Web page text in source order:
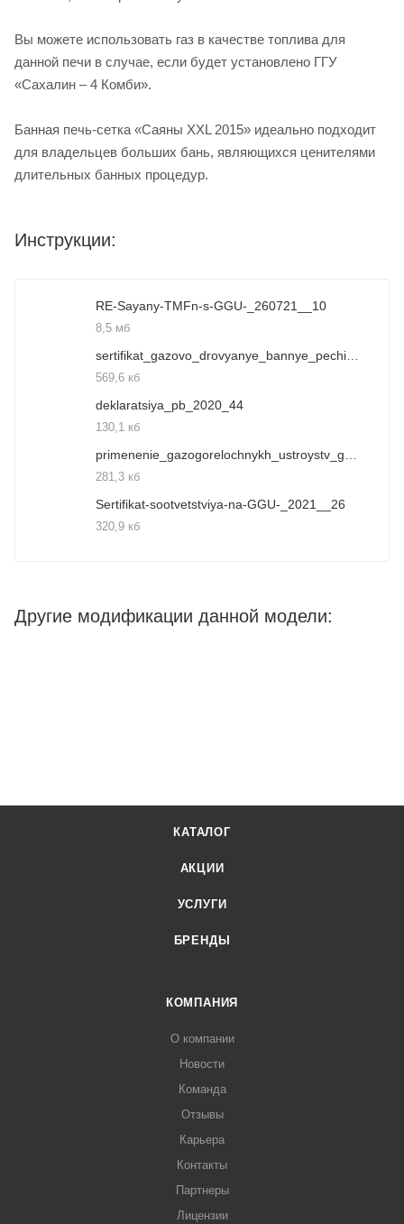
Вы можете использовать газ в качестве топлива для
данной печи в случае, если будет установлено ГГУ
«Сахалин – 4 Комби».
Банная печь-сетка «Саяны XXL 2015» идеально подходит
для владельцев больших бань, являющихся ценителями
длительных банных процедур.
Инструкции:
RE-Sayany-TMFn-s-GGU-_260721__10
8,5 мб
sertifikat_gazovo_drovyanye_bannye_pechi_39
569,6 кб
deklaratsiya_pb_2020_44
130,1 кб
primenenie_gazogorelochnykh_ustroystv_ggu__40
281,3 кб
Sertifikat-sootvetstviya-na-GGU-_2021__26
320,9 кб
Другие модификации данной модели:
КАТАЛОГ
АКЦИИ
УСЛУГИ
БРЕНДЫ
КОМПАНИЯ
О компании
Новости
Команда
Отзывы
Карьера
Контакты
Партнеры
Лицензии